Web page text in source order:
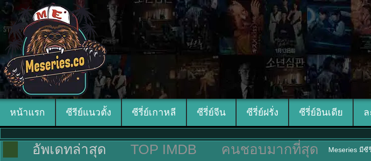
หน้าแรก ซีรีย์แนวตั้ง ซีรี่ย์เกาหลี ซีรี่ย์จีน ซีรี่ย์ฝรั่ง ซีรี่ย์อินเดีย
อัพเดทล่าสุด TOP IMDB คนชอบมากที่สุด Meseries มี